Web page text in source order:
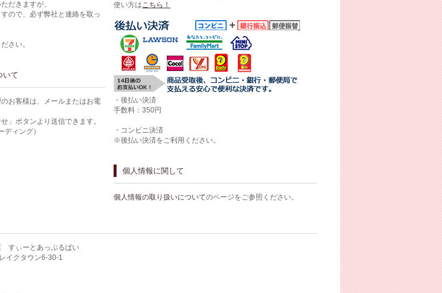
だきますが、
ので、必ず弊社と連絡を取っ
さい。
いて
お客様は、メールまたはお電
」ボタンより送信できます。
ィング）
使い方は こちら！
・後払い決済
手数料：350円
・コンビニ決済
※後払い決済をご利用ください。
個人情報に関して
個人情報の取り扱いについてのページをご参照ください。
すぃーとあっぷるぱい
クタウン6-30-1